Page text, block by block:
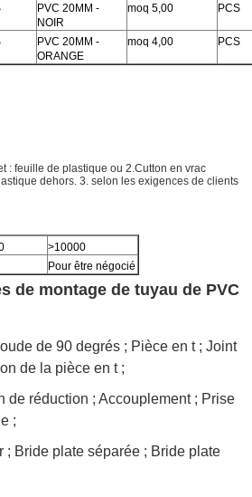
PVC 20MM -
NOIR
moq 5,00 PCS
PVC 20MM -
ORANGE
moq 4,00 PCS
: feuille de plastique ou 2.Cutton en vrac
dehors. 3. selon les exigences de clients
>10000
Pour être négocié
de montage de tuyau de PVC
de 90 degrés ; Pièce en t ; Joint
de la pièce en t ;
de réduction ; Accouplement ; Prise
;
; Bride plate séparée ; Bride plate